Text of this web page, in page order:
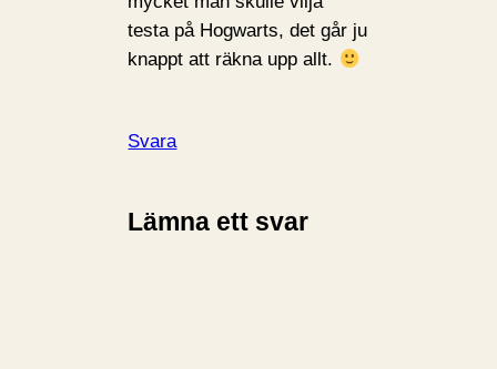
testa på Hogwarts, det går ju
knappt att räkna upp allt.
Svara
Lämna ett svar